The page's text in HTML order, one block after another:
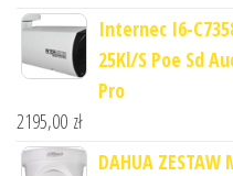
Internec I6-
25Kl/S Poe Sd
Pro
2195,00 zł
DAHUA ZESTAW